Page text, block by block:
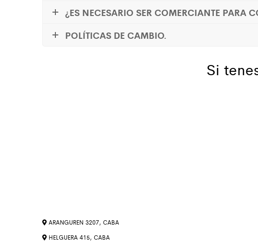
¿ES NECESARIO SER COMERCIANTE PARA
POLÍTICAS DE CAMBIO.
Si
ARANGUREN 3207, CABA
HELGUERA 415, CABA